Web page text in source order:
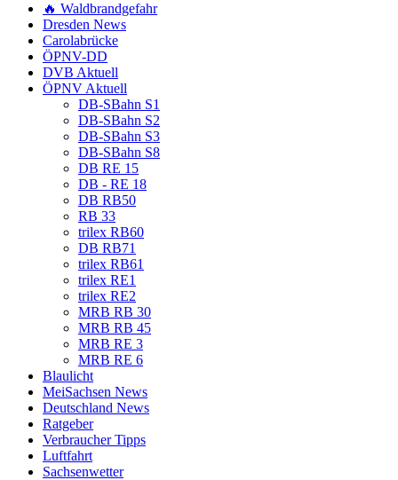
🔥 Waldbrandgefahr
Dresden News
Carolabrücke
ÖPNV-DD
DVB Aktuell
ÖPNV Aktuell
DB-SBahn S1
DB-SBahn S2
DB-SBahn S3
DB-SBahn S8
DB RE 15
DB - RE 18
DB RB50
RB 33
trilex RB60
DB RB71
trilex RB61
trilex RE1
trilex RE2
MRB RB 30
MRB RB 45
MRB RE 3
MRB RE 6
Blaulicht
MeiSachsen News
Deutschland News
Ratgeber
Verbraucher Tipps
Luftfahrt
Sachsenwetter